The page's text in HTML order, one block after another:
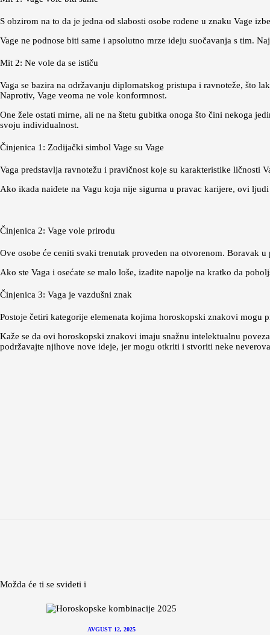
S obzirom na to da je jedna od slabosti osobe rođene u znaku Vage
Vage ne podnose biti same i apsolutno mrze ideju suočavanja s tim.
Mit 2: Ne vole da se ističu
Vaga se bazira na održavanju diplomatskog pristupa i ravnoteže, što
Naprotiv, Vage veoma ne vole konformnost.
One žele ostati mirne, ali ne na štetu gubitka onoga što čini nekoga
svoju individualnost.
Činjenica 1: Zodijački simbol Vage su Vage
Vaga predstavlja ravnotežu i pravičnost koje su karakteristike ličnosti
Ako ikada naiđete na Vagu koja nije sigurna u pravac karijere, ovi
Činjenica 2: Vage vole prirodu
Ove osobe će ceniti svaki trenutak proveden na otvorenom. Boravak
Ako ste Vaga i osećate se malo loše, izađite napolje na kratko da
Činjenica 3: Vaga je vazdušni znak
Postoje četiri kategorije elemenata kojima horoskopski znakovi mogu
Kaže se da ovi horoskopski znakovi imaju snažnu intelektualnu
podržavajte njihove nove ideje, jer mogu otkriti i stvoriti neke
Možda će ti se svideti i
AVGUST 12, 2025